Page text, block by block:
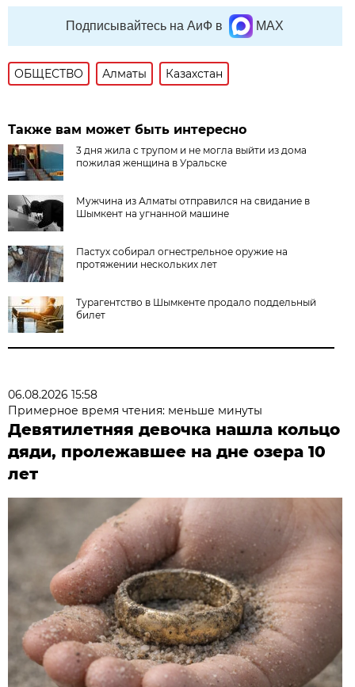
Подписывайтесь на АиФ в MAX
ОБЩЕСТВО Алматы Казахстан
Также вам может быть интересно
3 дня жила с трупом и не могла выйти из дома
пожилая женщина в Уральске
Мужчина из Алматы отправился на свидание в
Шымкент на угнанной машине
Пастух собирал огнестрельное оружие на
протяжении нескольких лет
Турагентство в Шымкенте продало поддельный
билет
06.08.2026 15:58
Примерное время чтения: меньше минуты
Девятилетняя девочка нашла кольцо
дяди, пролежавшее на дне озера 10
лет